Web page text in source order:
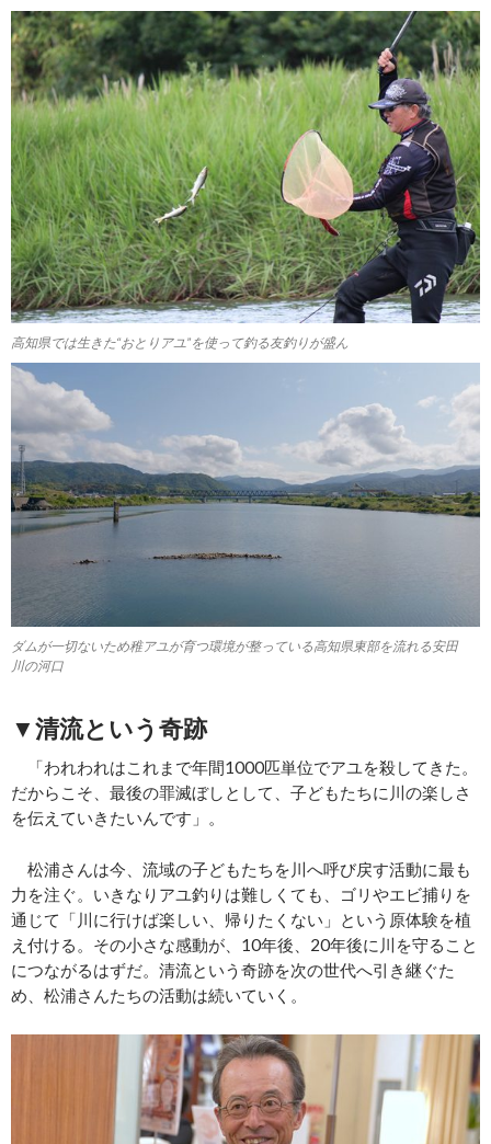
高知県では生きた“おとりアユ”を使って釣る友釣りが盛ん
ダムが一切ないため稚アユが育つ環境が整っている高知県東部を流れる安田
川の河口
▼清流という奇跡
「われわれはこれまで年間1000匹単位でアユを殺してきた。
だからこそ、最後の罪滅ぼしとして、子どもたちに川の楽しさ
を伝えていきたいんです」。
松浦さんは今、流域の子どもたちを川へ呼び戻す活動に最も
力を注ぐ。いきなりアユ釣りは難しくても、ゴリやエビ捕りを
通じて「川に行けば楽しい、帰りたくない」という原体験を植
え付ける。その小さな感動が、10年後、20年後に川を守ること
につながるはずだ。清流という奇跡を次の世代へ引き継ぐた
め、松浦さんたちの活動は続いていく。